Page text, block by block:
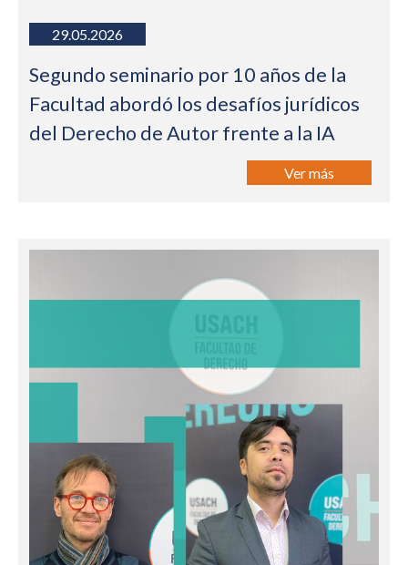
29.05.2026
Segundo seminario por 10 años de la
Facultad abordó los desafíos jurídicos
del Derecho de Autor frente a la IA
Ver más